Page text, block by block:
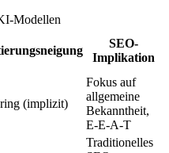
Modellen
SEO-
Implikation
(implizit)
Fokus auf
allgemeine
Bekanntheit,
E-E-A-T
Traditionelles